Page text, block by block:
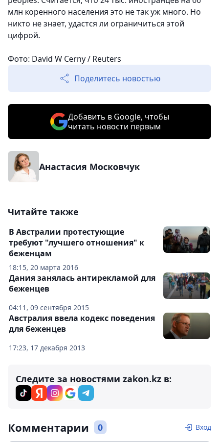
млн коренного населения это не так уж много. Но
никто не знает, удастся ли ограничиться этой
цифрой.
Фото: David W Cerny / Reuters
Поделитесь новостью
Добавить в Google, чтобы
читать новости первым
Анастасия Московчук
Читайте также
18:15, 20 марта 2016
В Австралии протестующие
требуют "лучшего отношения" к
беженцам
04:11, 09 сентября 2015
Дания занялась антирекламой для
беженцев
17:23, 17 декабря 2013
Австралия ввела кодекс поведения
для беженцев
Следите за новостями zakon.kz в:
Комментарии 0 Вход